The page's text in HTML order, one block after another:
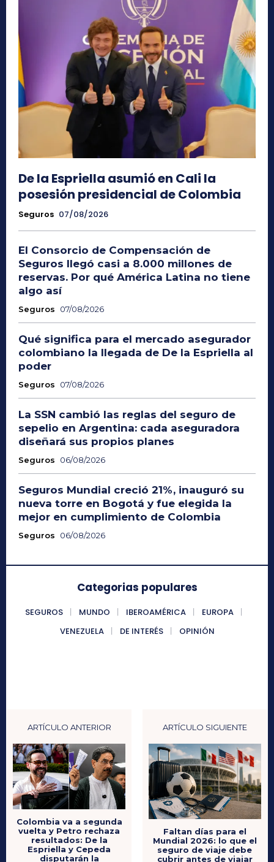
De la Espriella asumió en Cali la
posesión presidencial de Colombia
Seguros 07/08/2026
El Consorcio de Compensación de
Seguros llegó casi a 8.000 millones de
reservas. Por qué América Latina no tiene
algo así
Seguros 07/08/2026
Qué significa para el mercado asegurador
colombiano la llegada de De la Espriella al
poder
Seguros 07/08/2026
La SSN cambió las reglas del seguro de
sepelio en Argentina: cada aseguradora
diseñará sus propios planes
Seguros 06/08/2026
Seguros Mundial creció 21%, inauguró su
nueva torre en Bogotá y fue elegida la
mejor en cumplimiento de Colombia
Seguros 06/08/2026
Categorias populares
SEGUROS MUNDO IBEROAMÉRICA
EUROPA
VENEZUELA
DE INTERÉS OPINIÓN
ARTÍCULO ANTERIOR
Colombia va a segunda
vuelta y Petro rechaza
resultados: De la
Espriella y Cepeda
disputarán la
ARTÍCULO SIGUIENTE
Faltan días para el
Mundial 2026: lo que el
seguro de viaje debe
cubrir antes de viajar